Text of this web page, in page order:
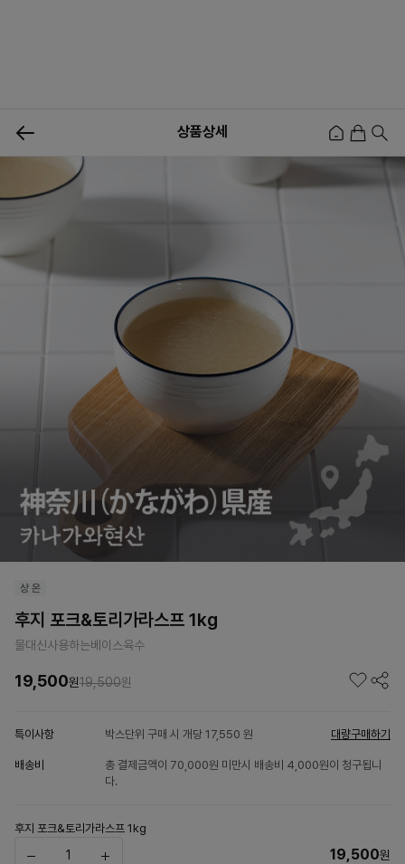
이벤트
상품상세
후지 포크&토리가라스프 1kg
물대신사용하는베이스육수
19,500원19,500원
특이사항 박스단위 구매 시 개당 17,550 원 대량구매하기
배송비
총 결제금액이 70,000원 미만시 배송비 4,000원이 청구됩니
다.
후지 포크&토리가라스프 1kg
19,500원